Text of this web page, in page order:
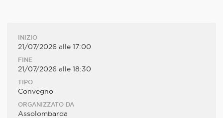
INIZIO
21/07/2026 alle 17:00
FINE
21/07/2026 alle 18:30
TIPO
Convegno
ORGANIZZATO DA
Assolombarda